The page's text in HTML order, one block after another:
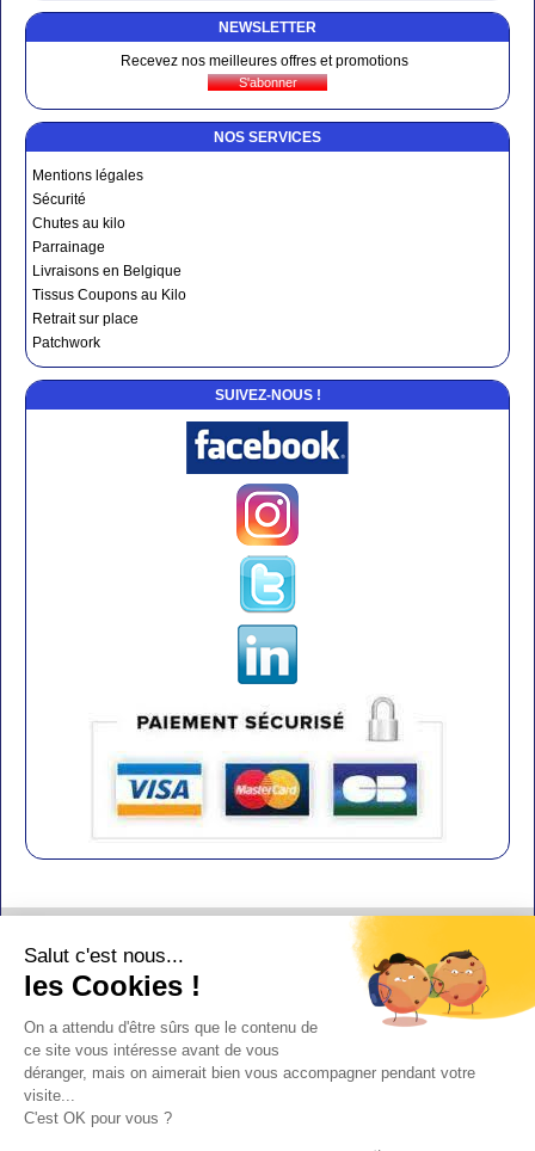
NEWSLETTER
Recevez nos meilleures offres et promotions
NOS SERVICES
Mentions légales
Sécurité
Chutes au kilo
Parrainage
Livraisons en Belgique
Tissus Coupons au Kilo
Retrait sur place
Patchwork
SUIVEZ-NOUS !
Mentions légales
Salut c'est nous...
les Cookies !
On a attendu d'être sûrs que le contenu de
ce site vous intéresse avant de vous
déranger, mais on aimerait bien vous accompagner pendant votre
visite...
C'est OK pour vous ?